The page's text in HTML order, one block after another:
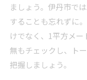
ましょう。伊丹市で
することも忘れずに
けでなく、1平方メ
無もチェックし、ト
把握しましょう。